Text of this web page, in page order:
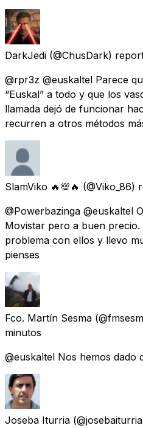
DarkJedi (@ChusDark)
@rpr3z @euskaltel Parece
“Euskal” a todo y que los
llamada dejó de funcionar
recurren a otros métodos
SlamViko 🔥💯🔥 (@Viko_86)
@Powerbazinga @euskaltel
Movistar pero a buen
problema con ellos y llevo
pienses
Fco. Martín Sesma
minutos
@euskaltel Nos hemos dado
Joseba Iturria